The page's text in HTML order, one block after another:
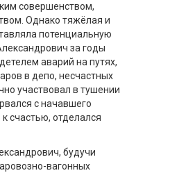
совершенством,
Однако тяжёлая и
потенциальную
за годы
аварий на путях,
в депо, несчастных
участвовал в тушении
с начавшего
счастью, отделался
будучи
вагонных